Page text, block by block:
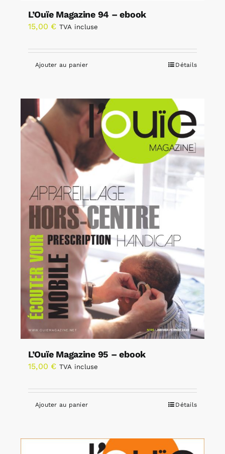
L’Ouïe Magazine 94 – ebook
15,00 € TVA incluse
Ajouter au panier Détails
L’Ouïe Magazine 95 – ebook
15,00 € TVA incluse
Ajouter au panier Détails